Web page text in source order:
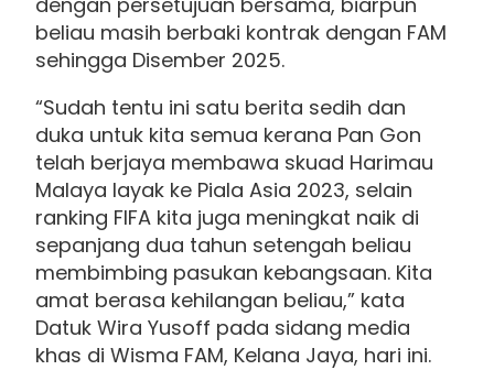
beliau masih berbaki kontrak dengan FAM
sehingga Disember 2025.
“Sudah tentu ini satu berita sedih dan
duka untuk kita semua kerana Pan Gon
telah berjaya membawa skuad Harimau
Malaya layak ke Piala Asia 2023, selain
ranking FIFA kita juga meningkat naik di
sepanjang dua tahun setengah beliau
membimbing pasukan kebangsaan. Kita
amat berasa kehilangan beliau,” kata
Datuk Wira Yusoff pada sidang media
khas di Wisma FAM, Kelana Jaya, hari ini.